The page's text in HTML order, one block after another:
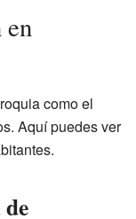
en
como el
Aquí puedes ver